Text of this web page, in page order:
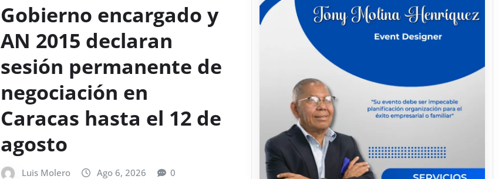
Gobierno encargado y
AN 2015 declaran
sesión permanente de
negociación en
Caracas hasta el 12 de
agosto
Luis Molero Ago 6, 2026 0